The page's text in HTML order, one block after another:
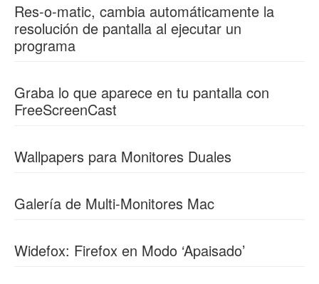
Res-o-matic, cambia automáticamente la
resolución de pantalla al ejecutar un
programa
Graba lo que aparece en tu pantalla con
FreeScreenCast
Wallpapers para Monitores Duales
Galería de Multi-Monitores Mac
Widefox: Firefox en Modo ‘Apaisado’